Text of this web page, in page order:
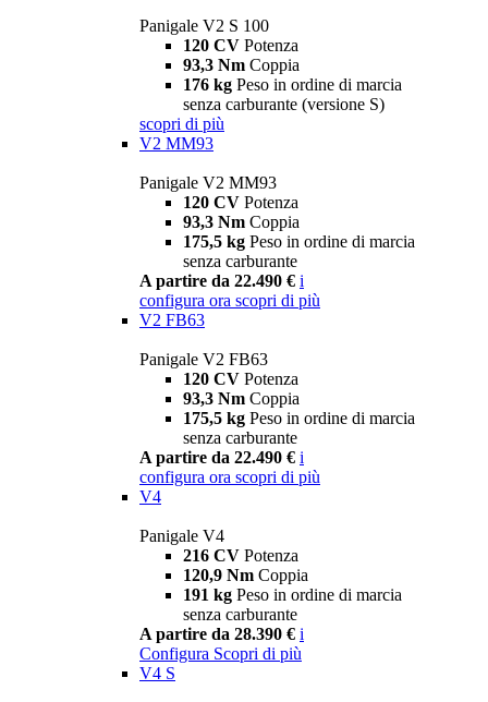
Panigale V2 S 100
120 CV Potenza
93,3 Nm Coppia
176 kg Peso in ordine di marcia
senza carburante (versione S)
scopri di più
V2 MM93
Panigale V2 MM93
120 CV Potenza
93,3 Nm Coppia
175,5 kg Peso in ordine di marcia
senza carburante
A partire da 22.490 € i
configura ora scopri di più
V2 FB63
Panigale V2 FB63
120 CV Potenza
93,3 Nm Coppia
175,5 kg Peso in ordine di marcia
senza carburante
A partire da 22.490 € i
configura ora scopri di più
V4
Panigale V4
216 CV Potenza
120,9 Nm Coppia
191 kg Peso in ordine di marcia
senza carburante
A partire da 28.390 € i
Configura Scopri di più
V4 S